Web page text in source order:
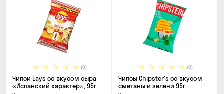
(0)
Чипси Lays со вкусом сыра
«Испанский характер», 95г
(0)
Чипсы Chipster's со вкусом
сметаны и зелени 95г